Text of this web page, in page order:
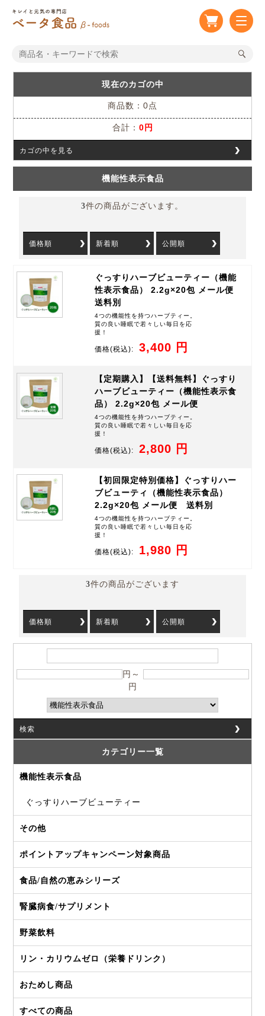
現在のカゴの中
商品数：0点
合計： 0円
カゴの中を見る
機能性表示食品
3件の商品がございます。
価格順 新着順 公開順
ぐっすりハーブビューティー（機能
性表示食品） 2.2g×20包 メール便
送料別
4つの機能性を持つハーブティー。
質の良い睡眠で若々しい毎日を応
援！
価格(税込): 3,400 円
【定期購入】【送料無料】ぐっすり
ハーブビューティー（機能性表示食
品） 2.2g×20包 メール便
4つの機能性を持つハーブティー。
質の良い睡眠で若々しい毎日を応
援！
価格(税込): 2,800 円
【初回限定特別価格】ぐっすりハー
ブビューティ（機能性表示食品）
2.2g×20包 メール便 送料別
4つの機能性を持つハーブティー。
質の良い睡眠で若々しい毎日を応
援！
価格(税込): 1,980 円
3件の商品がございます
価格順 新着順 公開順
円～
円
検索
カテゴリー一覧
機能性表示食品
ぐっすりハーブビューティー
その他
ポイントアップキャンペーン対象商品
食品/自然の恵みシリーズ
腎臓病食/サプリメント
野菜飲料
リン・カリウムゼロ（栄養ドリンク）
おためし商品
すべての商品